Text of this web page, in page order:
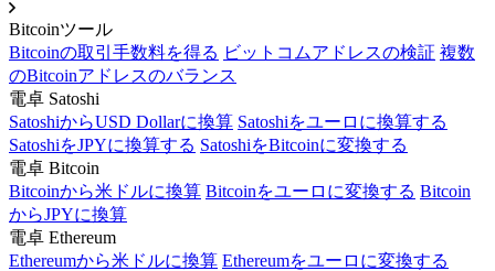
Bitcoinツール
Bitcoinの取引手数料を得る ビットコムアドレスの検証 複数
のBitcoinアドレスのバランス
電卓 Satoshi
SatoshiからUSD Dollarに換算 Satoshiをユーロに換算する
SatoshiをJPYに換算する SatoshiをBitcoinに変換する
電卓 Bitcoin
Bitcoinから米ドルに換算 Bitcoinをユーロに変換する Bitcoin
からJPYに換算
電卓 Ethereum
Ethereumから米ドルに換算 Ethereumをユーロに変換する